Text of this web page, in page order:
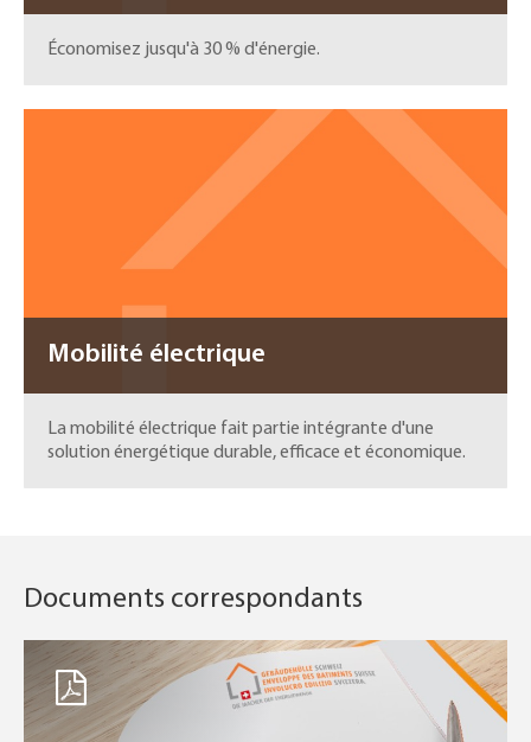
Économisez jusqu'à 30 % d'énergie.
Mobilité électrique
La mobilité électrique fait partie intégrante d'une
solution énergétique durable, efficace et économique.
Documents correspondants